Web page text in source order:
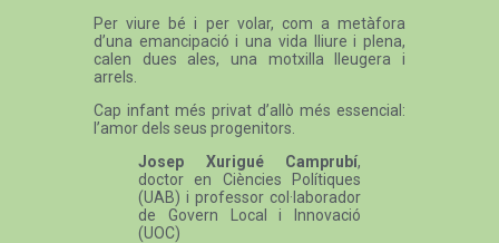
Per viure bé i per volar, com a metàfora
d’una emancipació i una vida lliure i plena,
calen dues ales, una motxilla lleugera i
arrels.
Cap infant més privat d’allò més essencial:
l’amor dels seus progenitors.
Josep Xurigué Camprubí,
doctor en Ciències Polítiques
(UAB) i professor col·laborador
de Govern Local i Innovació
(UOC)